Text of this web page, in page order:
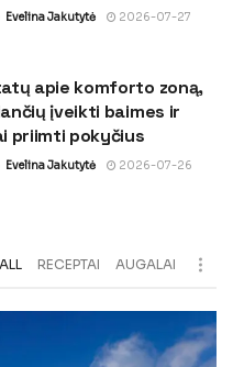
Evelina Jakutytė 2026-07-27
apie komforto zoną,
įveikti baimes ir
priimti pokyčius
Evelina Jakutytė 2026-07-26
ALL RECEPTAI AUGALAI